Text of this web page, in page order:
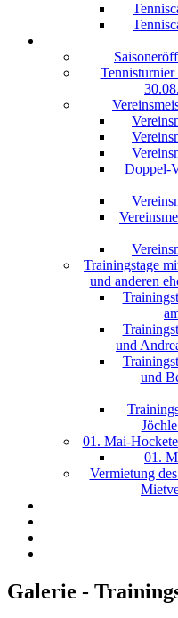
Doppel-
Trainingstage
und anderen
und
und
01. Mai-
01.
Vermietung
Galerie -